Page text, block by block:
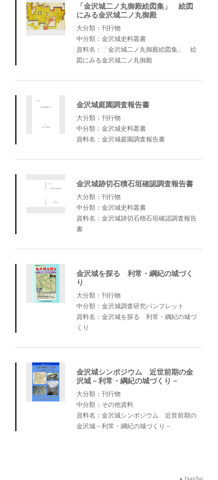
「金沢城二ノ丸御殿絵図集」 絵図
にみる金沢城二ノ丸御殿
大分類：刊行物
中分類：金沢城史料叢書
資料名：「金沢城二ノ丸御殿絵図集」 絵
図にみる金沢城二ノ丸御殿
金沢城庭園調査報告書
大分類：刊行物
中分類：金沢城史料叢書
資料名：金沢城庭園調査報告書
金沢城跡切石積石垣確認調査報告書
大分類：刊行物
中分類：金沢城史料叢書
資料名：金沢城跡切石積石垣確認調査報告
書
金沢城を探る 利常・綱紀の城づく
り
大分類：刊行物
中分類：金沢城調査研究パンフレット
資料名：金沢城を探る 利常・綱紀の城づ
くり
金沢城シンポジウム 近世前期の金
沢城－利常・綱紀の城づくり－
大分類：刊行物
中分類：その他資料
資料名：金沢城シンポジウム 近世前期の
金沢城－利常・綱紀の城づくり－
PageTop